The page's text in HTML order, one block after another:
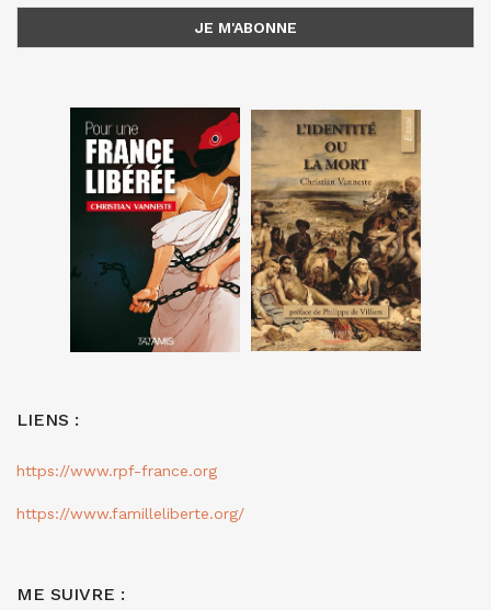
LIENS :
https://www.rpf-france.org
https://www.familleliberte.org/
ME SUIVRE :